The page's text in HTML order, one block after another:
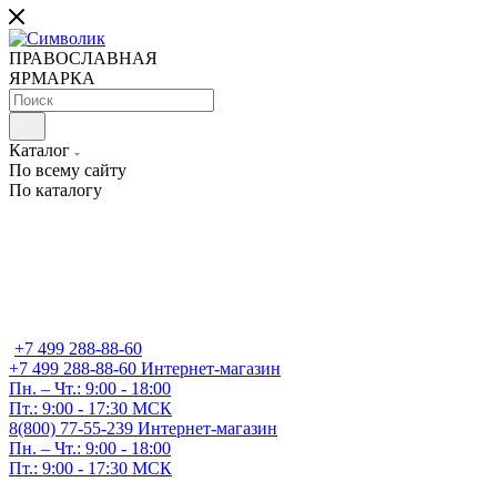
ПРАВОСЛАВНАЯ
ЯРМАРКА
Каталог
По всему сайту
По каталогу
+7 499 288-88-60
+7 499 288-88-60 Интернет-магазин
Пн. – Чт.: 9:00 - 18:00
Пт.: 9:00 - 17:30 МСК
8(800) 77-55-239 Интернет-магазин
Пн. – Чт.: 9:00 - 18:00
Пт.: 9:00 - 17:30 МСК